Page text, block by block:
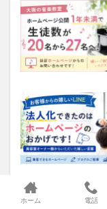
ホーム 電話